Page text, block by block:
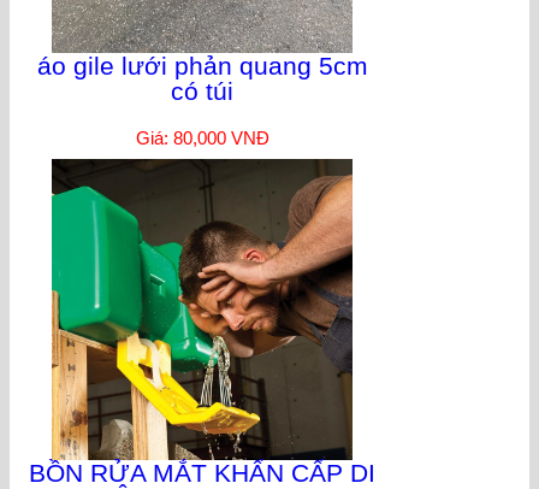
áo gile lưới phản quang 5cm
có túi
Giá: 80,000 VNĐ
BỒN RỬA MẮT KHẨN CẤP DI